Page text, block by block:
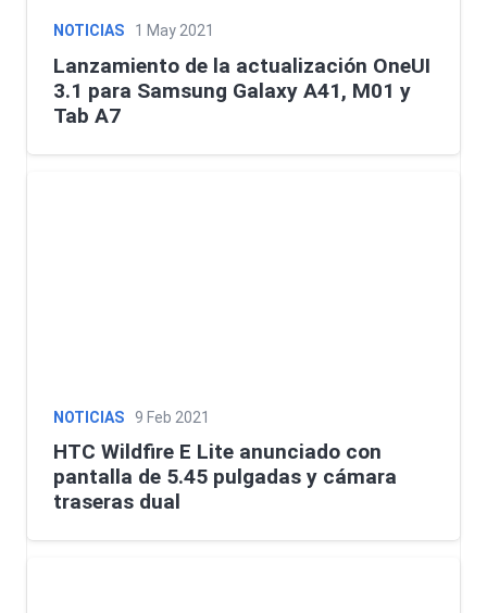
NOTICIAS 1 May 2021
Lanzamiento de la actualización OneUI
3.1 para Samsung Galaxy A41, M01 y
Tab A7
NOTICIAS 9 Feb 2021
HTC Wildfire E Lite anunciado con
pantalla de 5.45 pulgadas y cámara
traseras dual